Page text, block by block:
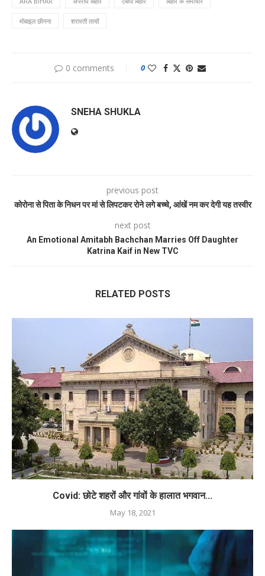
मोबाइल छीनना शरारती तत्वों
0 comments 0
SNEHA SHUKLA
previous post
कोरोना से पिता के निधन पर मां से लिपटकर रोने लगे बच्चे, आंखें नम कर देगी यह तस्वीर
next post
An Emotional Amitabh Bachchan Marries Off Daughter
Katrina Kaif in New TVC
RELATED POSTS
Covid: छोटे शहरों और गांवों के हालात भगवान...
May 18, 2021